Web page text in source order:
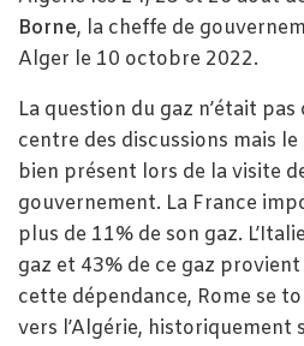
Borne, la cheffe de
Alger le 10 octobre 2022.
La question du gaz n’était
centre des discussions mais
bien présent lors de la visite
gouvernement. La France
plus de 11% de son gaz.
gaz et 43% de ce gaz
cette dépendance, Rome se
vers l’Algérie, historiquement